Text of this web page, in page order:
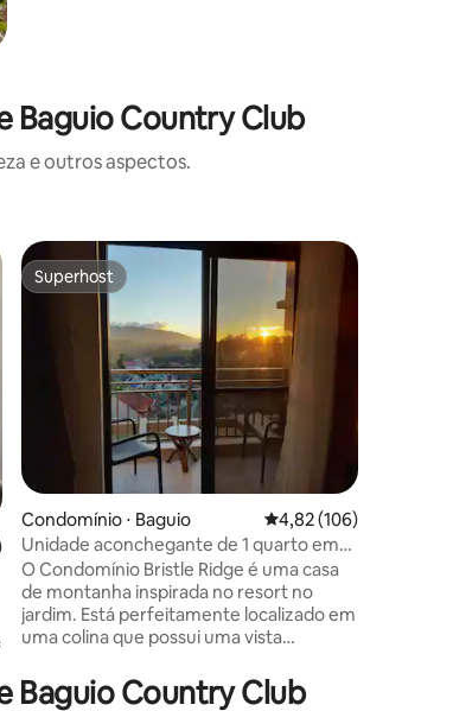
Baguio Country Club
e outros aspectos.
avaliação média de 5, 108 avaliações
Superhost
Superhost
Condomínio ⋅ Baguio 4,82 de uma avaliação
4,82 (106)
Unidade aconchegante de 1 quarto em
Bristle Ridge - Vista do pôr do sol
O Condomínio Bristle Ridge é uma casa
de montanha inspirada no resort no
jardim. Está perfeitamente localizado em
uma colina que possui uma vista
Oferecemos um ambiente de vida
exclusivo, seguro e descontraído. Nossos
Baguio Country Club